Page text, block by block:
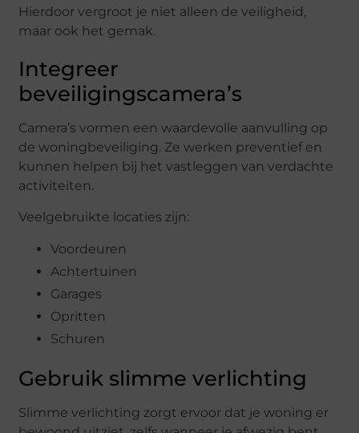
Hierdoor vergroot je niet alleen de veiligheid,
maar ook het gemak.
Integreer
beveiligingscamera’s
Camera’s vormen een waardevolle aanvulling op
de woningbeveiliging. Ze werken preventief en
kunnen helpen bij het vastleggen van verdachte
activiteiten.
Veelgebruikte locaties zijn:
Voordeuren
Achtertuinen
Garages
Opritten
Schuren
Gebruik slimme verlichting
Slimme verlichting zorgt ervoor dat je woning er